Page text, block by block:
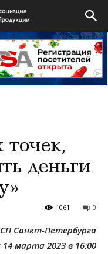
деньги
0
1061
Санкт-Петербурга
марта 2023 в 16:00